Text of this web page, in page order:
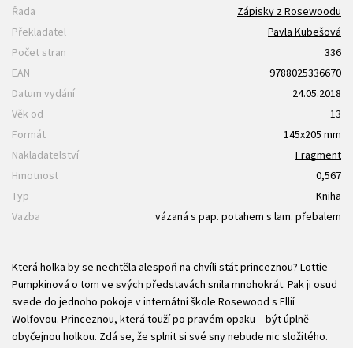
Řada
Zápisky z Rosewoodu
Překladatel
Pavla Kubešová
Počet stran
336
EAN
9788025336670
Datum vydání
24.05.2018
Věk od
13
Formát
145x205 mm
Nakladatelství
Fragment
Hmotnost
0,567
Typ
Kniha
Vazba
vázaná s pap. potahem s lam. přebalem
Která holka by se nechtěla alespoň na chvíli stát princeznou? Lottie
Pumpkinová o tom ve svých představách snila mnohokrát. Pak ji osud
svede do jednoho pokoje v internátní škole Rosewood s Ellií
Wolfovou. Princeznou, která touží po pravém opaku – být úplně
obyčejnou holkou. Zdá se, že splnit si své sny nebude nic složitého.